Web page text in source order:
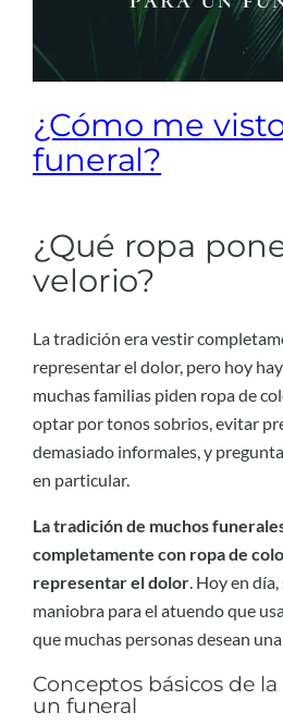
¿Cómo me
funeral?
¿Qué ropa
velorio?
La tradición era vestir
representar el dolor, pero hoy
muchas familias piden ropa de
optar por tonos sobrios, evitar
demasiado informales, y
en particular.
La tradición de muchos
completamente con ropa de
representar el dolor. Hoy en
maniobra para el atuendo que
que muchas personas desean una
Conceptos básicos de
un funeral